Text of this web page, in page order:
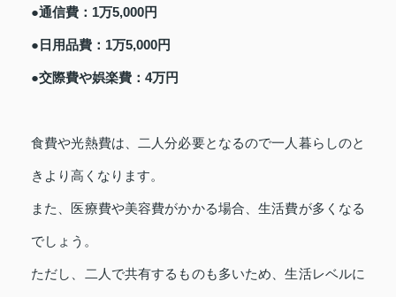
●通信費：1万5,000円
●日用品費：1万5,000円
●交際費や娯楽費：4万円
食費や光熱費は、二人分必要となるので一人暮らしのと
きより高くなります。
また、医療費や美容費がかかる場合、生活費が多くなる
でしょう。
ただし、二人で共有するものも多いため、生活レベルに